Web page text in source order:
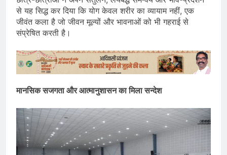
से यह सिद्ध कर दिया कि योग केवल शरीर का व्यायाम नहीं, एक
जीवंत कला है जो जीवन मूल्यों और भावनाओं को भी गहराई से
संप्रेषित करती है।
मानसिक सजगता और आत्मानुशासन का मिला सन्देश